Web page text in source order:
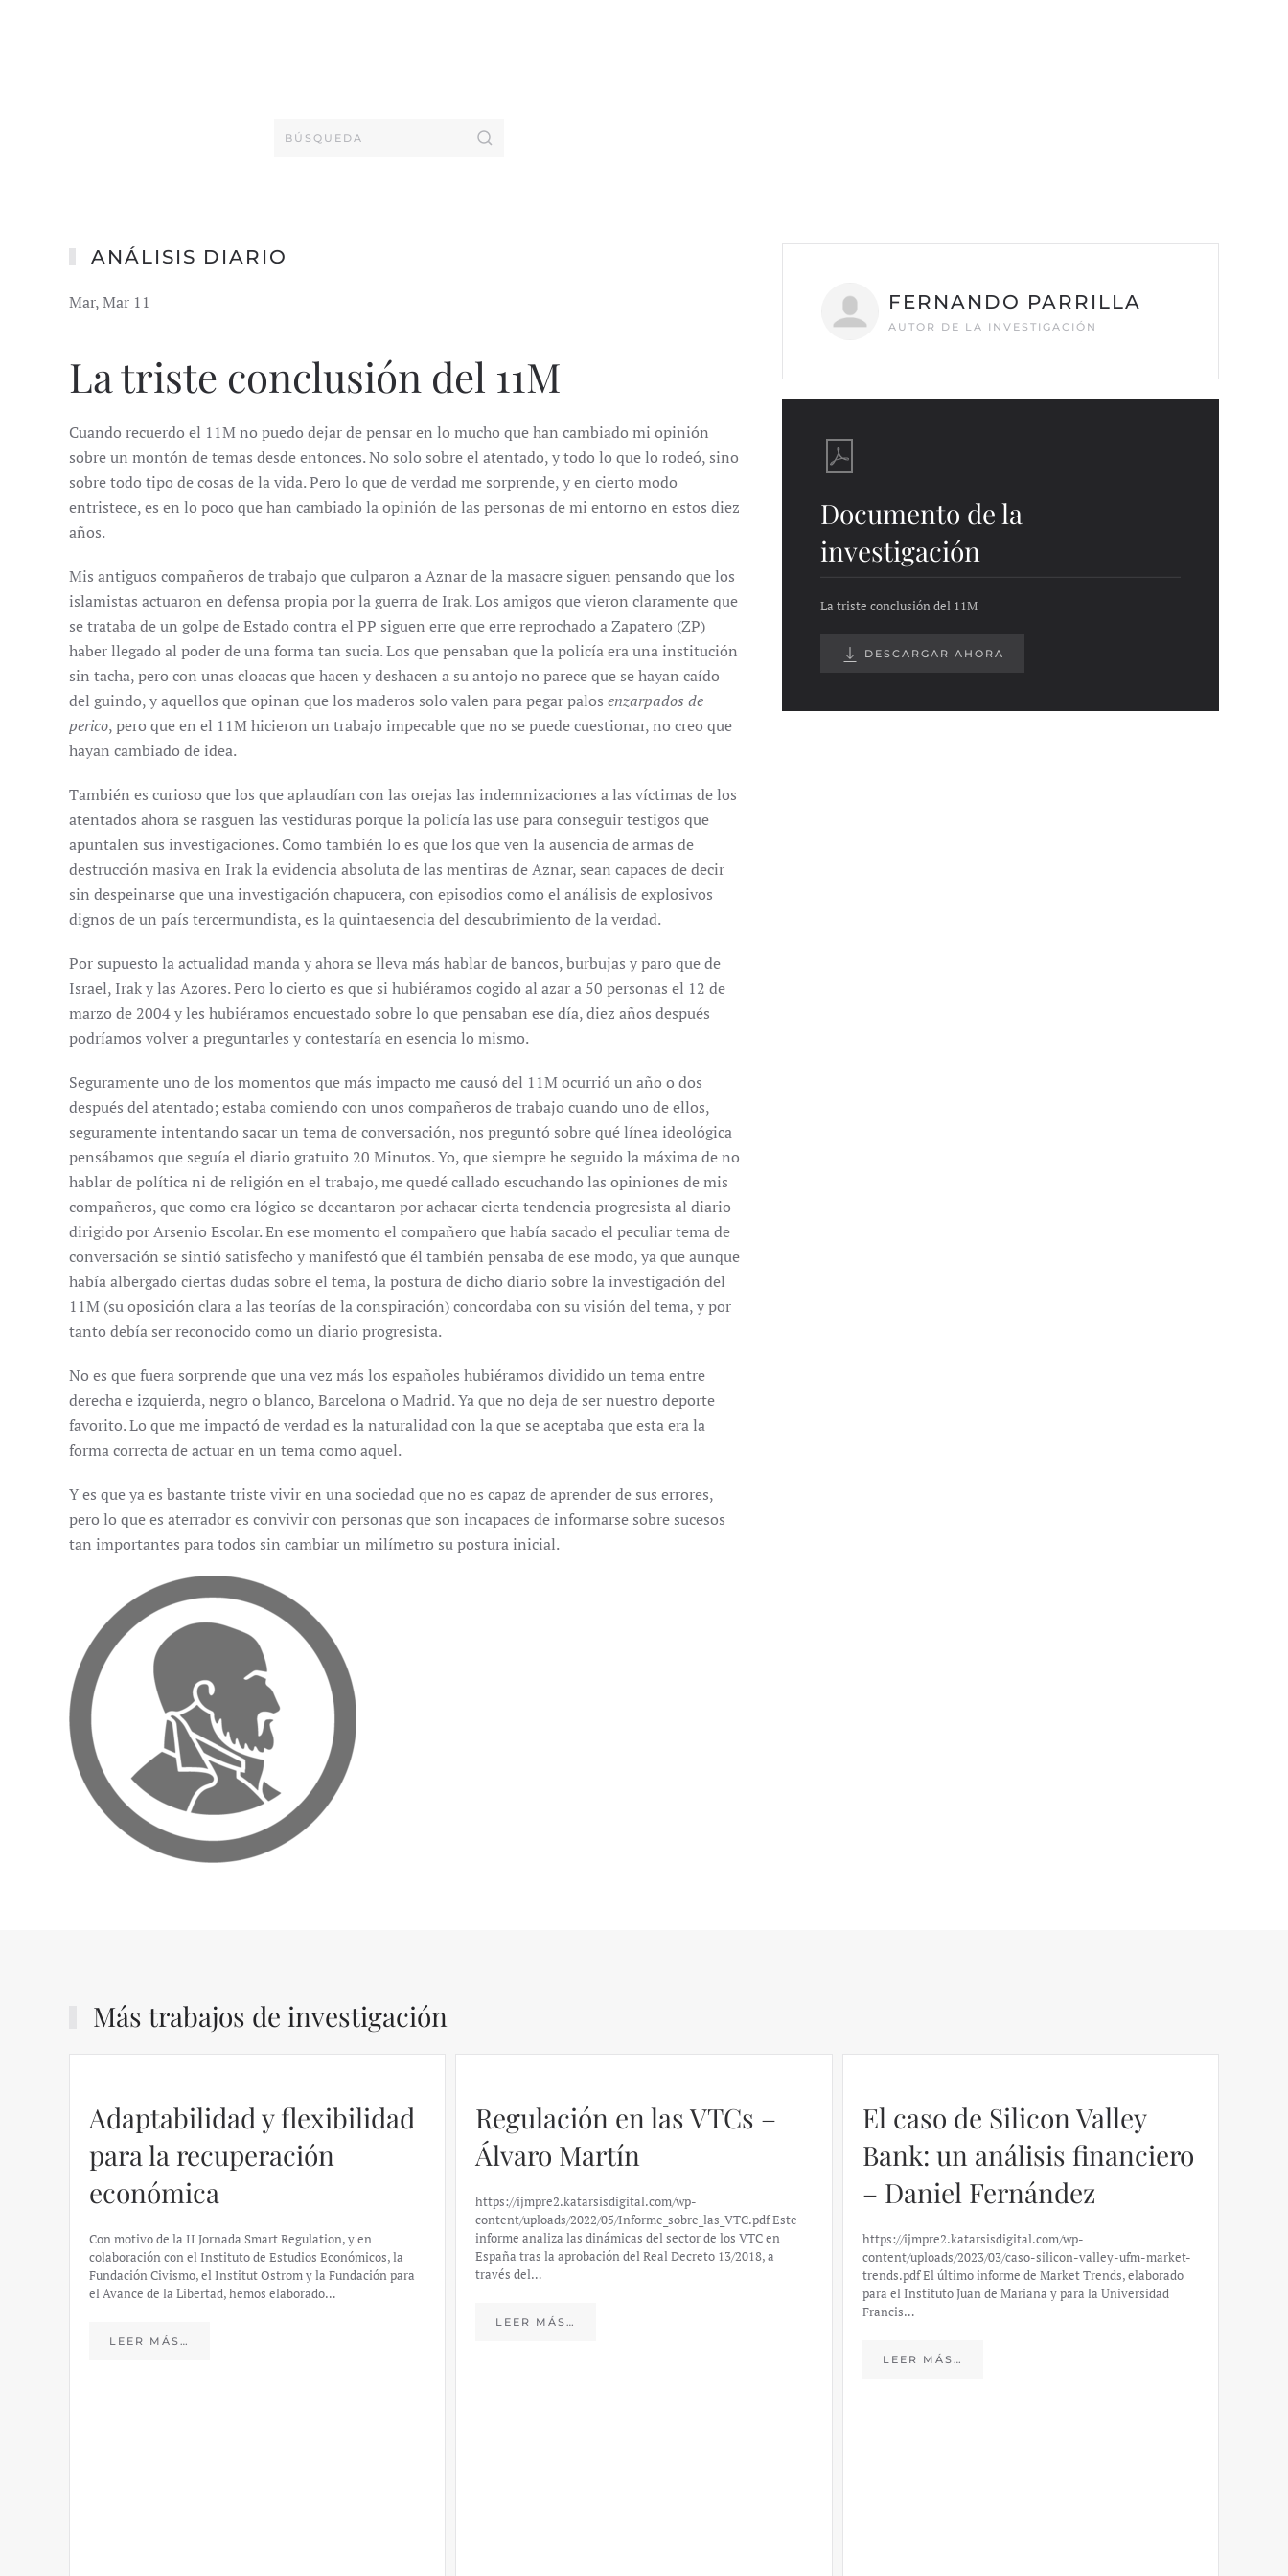
ANÁLISIS DIARIO
Mar, Mar 11
La triste conclusión del 11M
Cuando recuerdo el 11M no puedo dejar de pensar en lo mucho que han cambiado mi opinión
sobre un montón de temas desde entonces. No solo sobre el atentado, y todo lo que lo rodeó, sino
sobre todo tipo de cosas de la vida. Pero lo que de verdad me sorprende, y en cierto modo
entristece, es en lo poco que han cambiado la opinión de las personas de mi entorno en estos diez
años.
Mis antiguos compañeros de trabajo que culparon a Aznar de la masacre siguen pensando que los
islamistas actuaron en defensa propia por la guerra de Irak. Los amigos que vieron claramente que
se trataba de un golpe de Estado contra el PP siguen erre que erre reprochado a Zapatero (ZP)
haber llegado al poder de una forma tan sucia. Los que pensaban que la policía era una institución
sin tacha, pero con unas cloacas que hacen y deshacen a su antojo no parece que se hayan caído
del guindo, y aquellos que opinan que los maderos solo valen para pegar palos enzarpados de
perico, pero que en el 11M hicieron un trabajo impecable que no se puede cuestionar, no creo que
hayan cambiado de idea.
También es curioso que los que aplaudían con las orejas las indemnizaciones a las víctimas de los
atentados ahora se rasguen las vestiduras porque la policía las use para conseguir testigos que
apuntalen sus investigaciones. Como también lo es que los que ven la ausencia de armas de
destrucción masiva en Irak la evidencia absoluta de las mentiras de Aznar, sean capaces de decir
sin despeinarse que una investigación chapucera, con episodios como el análisis de explosivos
dignos de un país tercermundista, es la quintaesencia del descubrimiento de la verdad.
Por supuesto la actualidad manda y ahora se lleva más hablar de bancos, burbujas y paro que de
Israel, Irak y las Azores. Pero lo cierto es que si hubiéramos cogido al azar a 50 personas el 12 de
marzo de 2004 y les hubiéramos encuestado sobre lo que pensaban ese día, diez años después
podríamos volver a preguntarles y contestaría en esencia lo mismo.
Seguramente uno de los momentos que más impacto me causó del 11M ocurrió un año o dos
después del atentado; estaba comiendo con unos compañeros de trabajo cuando uno de ellos,
seguramente intentando sacar un tema de conversación, nos preguntó sobre qué línea ideológica
pensábamos que seguía el diario gratuito 20 Minutos. Yo, que siempre he seguido la máxima de no
hablar de política ni de religión en el trabajo, me quedé callado escuchando las opiniones de mis
compañeros, que como era lógico se decantaron por achacar cierta tendencia progresista al diario
dirigido por Arsenio Escolar. En ese momento el compañero que había sacado el peculiar tema de
conversación se sintió satisfecho y manifestó que él también pensaba de ese modo, ya que aunque
había albergado ciertas dudas sobre el tema, la postura de dicho diario sobre la investigación del
11M (su oposición clara a las teorías de la conspiración) concordaba con su visión del tema, y por
tanto debía ser reconocido como un diario progresista.
No es que fuera sorprende que una vez más los españoles hubiéramos dividido un tema entre
derecha e izquierda, negro o blanco, Barcelona o Madrid. Ya que no deja de ser nuestro deporte
favorito. Lo que me impactó de verdad es la naturalidad con la que se aceptaba que esta era la
forma correcta de actuar en un tema como aquel.
Y es que ya es bastante triste vivir en una sociedad que no es capaz de aprender de sus errores,
pero lo que es aterrador es convivir con personas que son incapaces de informarse sobre sucesos
tan importantes para todos sin cambiar un milímetro su postura inicial.
FERNANDO PARRILLA
AUTOR DE LA INVESTIGACIÓN
Documento de la
investigación
La triste conclusión del 11M
DESCARGAR AHORA
Más trabajos de investigación
Adaptabilidad y flexibilidad
para la recuperación
económica
Con motivo de la II Jornada Smart Regulation, y en
colaboración con el Instituto de Estudios Económicos, la
Fundación Civismo, el Institut Ostrom y la Fundación para
el Avance de la Libertad, hemos elaborado…
LEER MÁS…
Regulación en las VTCs –
Álvaro Martín
https://ijmpre2.katarsisdigital.com/wp-
content/uploads/2022/05/Informe_sobre_las_VTC.pdf Este
informe analiza las dinámicas del sector de los VTC en
España tras la aprobación del Real Decreto 13/2018, a
través del…
LEER MÁS…
El caso de Silicon Valley
Bank: un análisis financiero
– Daniel Fernández
https://ijmpre2.katarsisdigital.com/wp-
content/uploads/2023/03/caso-silicon-valley-ufm-market-
trends.pdf El último informe de Market Trends, elaborado
para el Instituto Juan de Mariana y para la Universidad
Francis…
LEER MÁS…